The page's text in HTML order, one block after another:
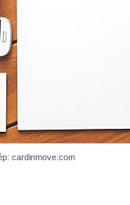
cardinmove.com